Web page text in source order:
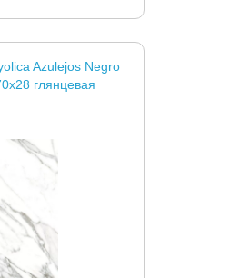
Azulejos Negro
глянцевая